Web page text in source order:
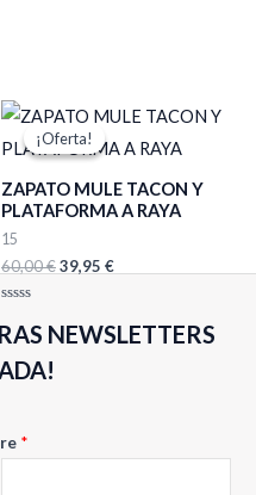
¡Oferta!
¡Oferta!
ZAPATO MULE TACON Y
PLATAFORMA A RAYA
15
60,00€
El
precio
original
60,00 €.
39,95 €
El
precio
actual
39,95 €.
con
0
5
NEWSLETTERS
m
*